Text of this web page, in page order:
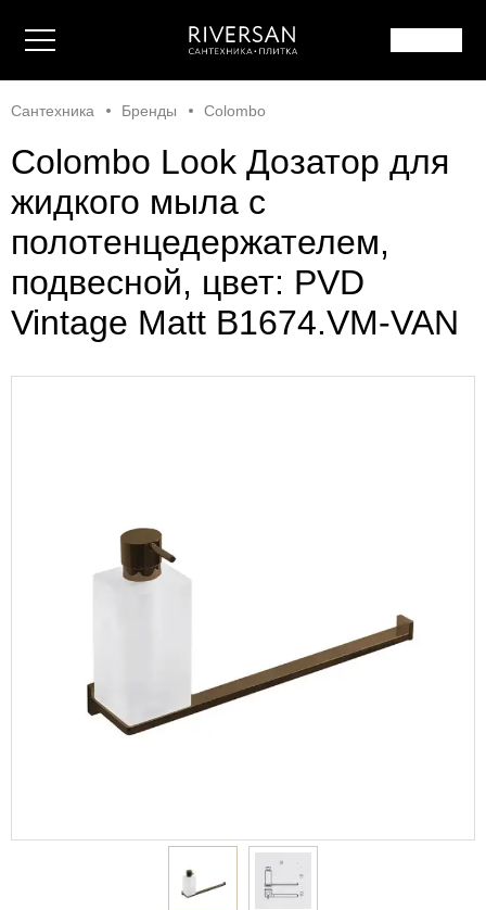
Сантехника Бренды Colombo
Colombo Look Дозатор для
жидкого мыла с
полотенцедержателем,
подвесной, цвет: PVD
Vintage Matt B1674.VM-VAN